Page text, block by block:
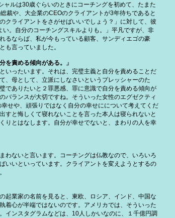
ルは30歳ぐらいのときにコーチングを初めて、たまた
裁や、大企業のCEOのクライアントが3年待ちであると
クライアントをさがせばいいでしょう？」に対して、彼
。自分のコーチングスキルよりも。」平凡ですが、非
るならば、私が今もっている顧客、サンディエゴの豪
も言っていました。
を責める傾向がある。」
いったいます。それは、完璧主義と自分を責めることだ
、母として、立派にしなさいというプレッシャーのた
でありたいと２罪悪感、罪に意識で自分を責める傾向が
バランスが大切ですね。そういった女性のエグゼクティ
せや、頑張りではなく自分の幸せにについて考えてくだ
すと悔しくて寝れないことを言った本人は寝られないと
りとはなします。自分が幸せでないと、まわりの人を幸
わないと言います。コーチングは仏教なので、いろいろ
いいといっています。クライアントを変えようとするの
起業家の名前を見ると、東欧、ロシア、インド、中国な
着心が半端ではないのです。アメリカでは、そういった
インスタグラムなどは、10人しかいなのに、１千億円調